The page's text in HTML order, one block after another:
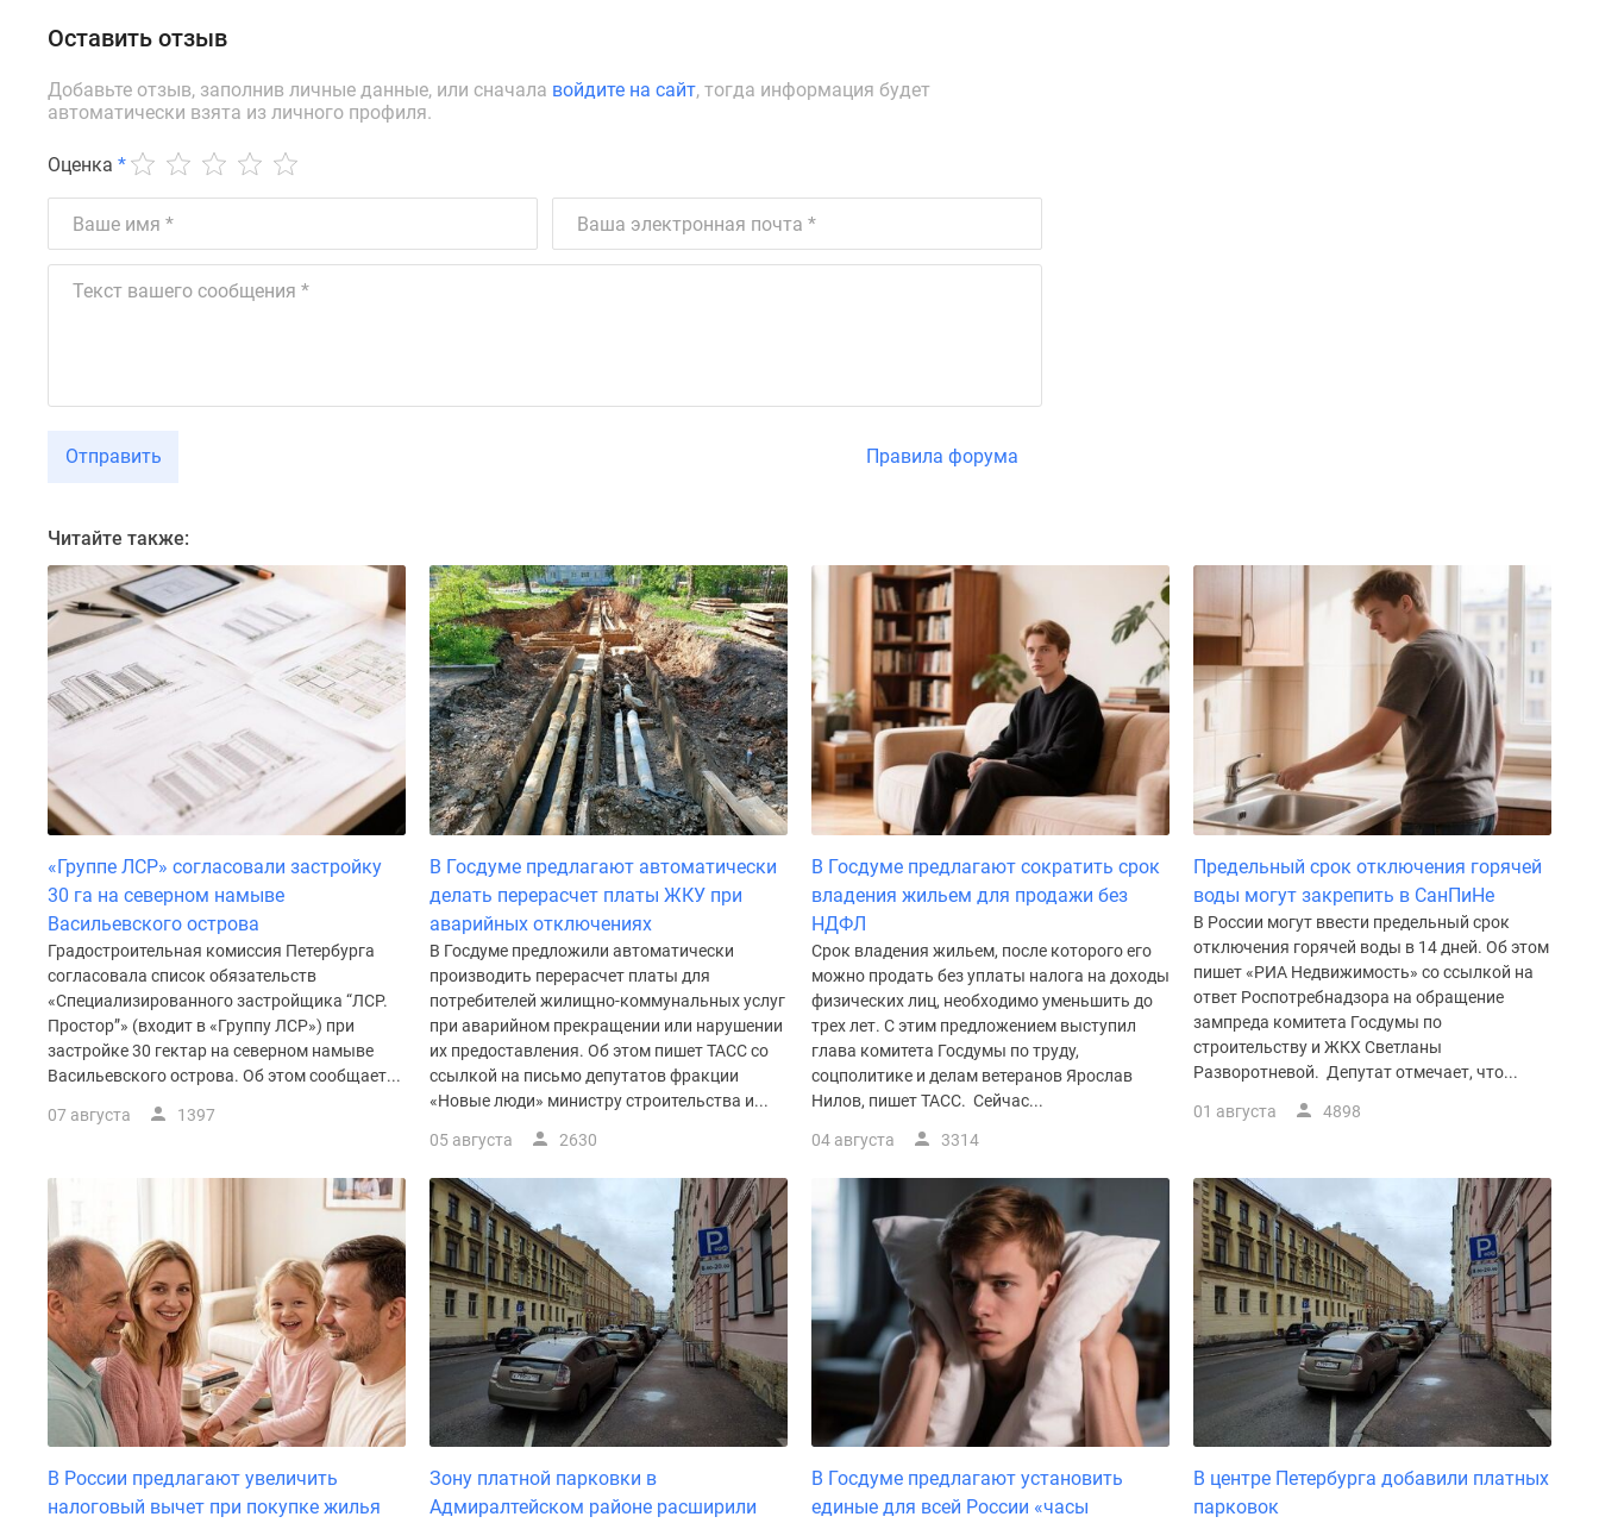
Ленинградской
ипотека
скидками
Новостройки
Коттеджные
Санкт-
Коттеджные
поселки
Ленинградской
Готовые
коттеджные
Строящиеся
коттеджные
поселки
поселки
Коттеджные
поселки
водоема
Коттеджные
поселки
ипотеку
Коттеджи
Скидки
Рассрочка
Оставить отзыв
Добавьте отзыв, заполнив личные данные, или сначала войдите на сайт, тогда информация будет
автоматически взята из личного профиля.
Оценка *
Отправить Правила форума
Читайте также:
«Группе ЛСР» согласовали застройку
30 га на северном намыве
Васильевского острова
Градостроительная комиссия Петербурга
согласовала список обязательств
«Специализированного застройщика “ЛСР.
Простор”» (входит в «Группу ЛСР») при
застройке 30 гектар на северном намыве
Васильевского острова. Об этом сообщает...
07 августа 1397
В Госдуме предлагают автоматически
делать перерасчет платы ЖКУ при
аварийных отключениях
В Госдуме предложили автоматически
производить перерасчет платы для
потребителей жилищно-коммунальных услуг
при аварийном прекращении или нарушении
их предоставления. Об этом пишет ТАСС со
ссылкой на письмо депутатов фракции
«Новые люди» министру строительства и...
05 августа 2630
В Госдуме предлагают сократить срок
владения жильем для продажи без
НДФЛ
Срок владения жильем, после которого его
можно продать без уплаты налога на доходы
физических лиц, необходимо уменьшить до
трех лет. С этим предложением выступил
глава комитета Госдумы по труду,
соцполитике и делам ветеранов Ярослав
Нилов, пишет ТАСС. Сейчас...
04 августа 3314
Предельный срок отключения горячей
воды могут закрепить в СанПиНе
В России могут ввести предельный срок
отключения горячей воды в 14 дней. Об этом
пишет «РИА Недвижимость» со ссылкой на
ответ Роспотребнадзора на обращение
зампреда комитета Госдумы по
строительству и ЖКХ Светланы
Разворотневой. Депутат отмечает, что...
01 августа 4898
В России предлагают увеличить
налоговый вычет при покупке жилья
Зону платной парковки в
Адмиралтейском районе расширили
В Госдуме предлагают установить
единые для всей России «часы
В центре Петербурга добавили платных
парковок